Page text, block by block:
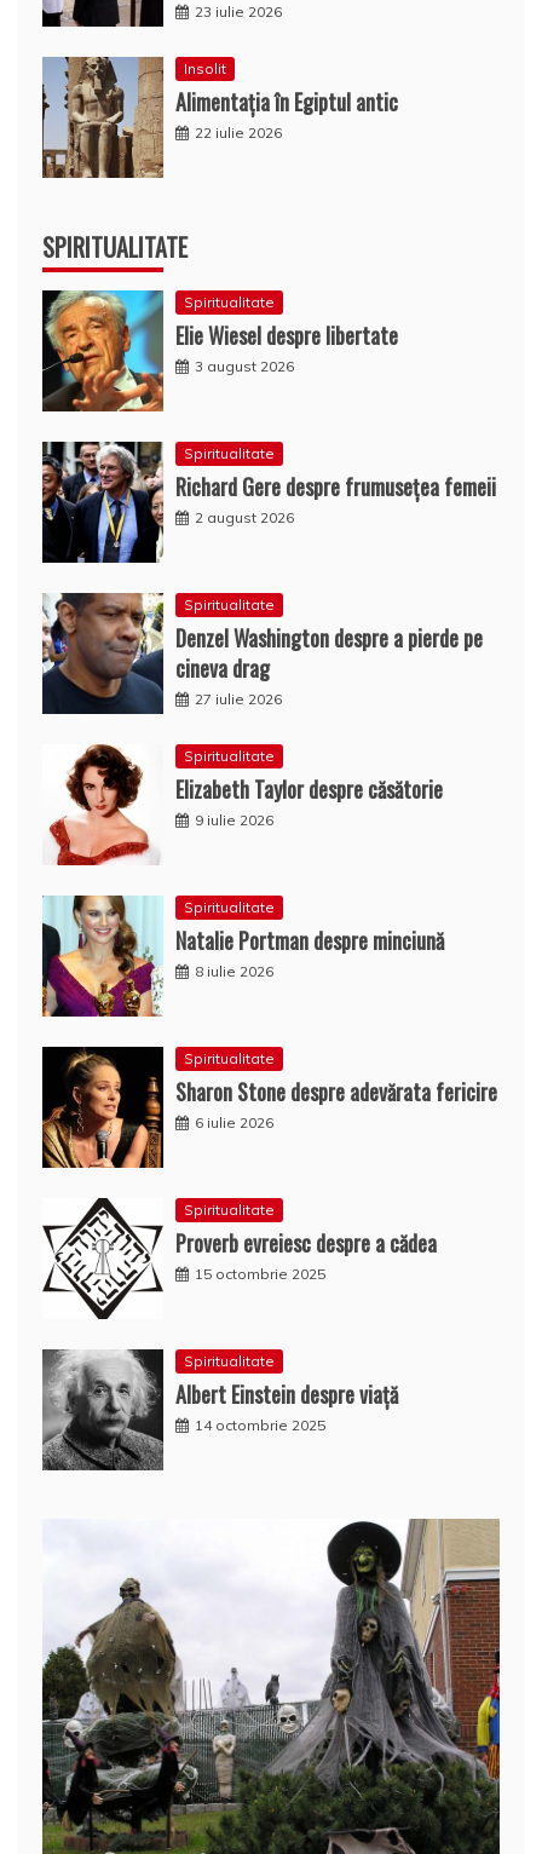
23 iulie 2026
Insolit
Alimentația în Egiptul antic
22 iulie 2026
SPIRITUALITATE
Spiritualitate
Elie Wiesel despre libertate
3 august 2026
Spiritualitate
Richard Gere despre frumusețea femeii
2 august 2026
Spiritualitate
Denzel Washington despre a pierde pe
cineva drag
27 iulie 2026
Spiritualitate
Elizabeth Taylor despre căsătorie
9 iulie 2026
Spiritualitate
Natalie Portman despre minciună
8 iulie 2026
Spiritualitate
Sharon Stone despre adevărata fericire
6 iulie 2026
Spiritualitate
Proverb evreiesc despre a cădea
15 octombrie 2025
Spiritualitate
Albert Einstein despre viață
14 octombrie 2025